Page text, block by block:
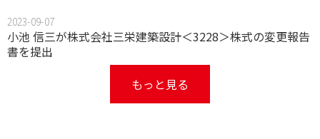
2023-09-07
小池 信三が株式会社三栄建築設計＜3228＞株式の変更報告
書を提出
もっと見る